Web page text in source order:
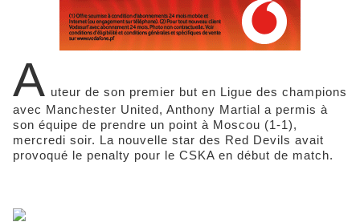
A uteur de son premier but en Ligue des champions
avec Manchester United, Anthony Martial a permis à
son équipe de prendre un point à Moscou (1-1),
mercredi soir. La nouvelle star des Red Devils avait
provoqué le penalty pour le CSKA en début de match.